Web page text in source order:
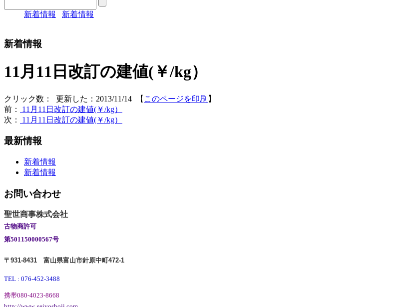
新着情報 新着情報
新着情報
11月11日改訂の建値(￥/kg）
クリック数： 更新した：2013/11/14 【 このページを印刷 】
前：
11月11日改訂の建値(￥/kg）
次：
11月11日改訂の建値(￥/kg）
最新情報
新着情報
新着情報
お問い合わせ
聖世商事株式会社
古物商許可
第501150000567号
〒931-8431 富山県富山市針原中町472-1
TEL : 076-452-3488
携帯080-4023-8668